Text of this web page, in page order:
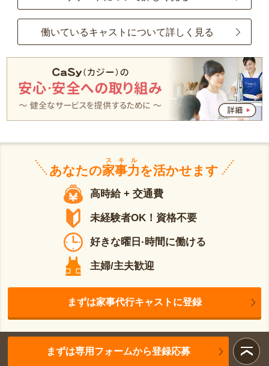
働いているキャストについて詳しく見る
あなたの家事力
スキル
を活かせます
高時給 + 交通費
未経験者OK！資格不要
好きな曜日·時間に働ける
主婦/主夫歓迎
まずは家事代行キャストに登録
まずは専用フォームから登録応募